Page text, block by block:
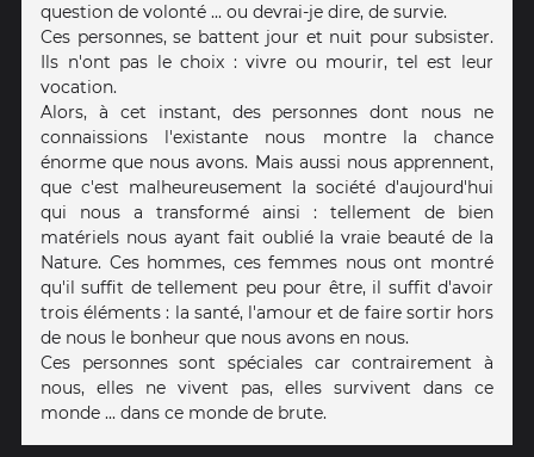
question de volonté ... ou devrai-je dire, de survie.
Ces personnes, se battent jour et nuit pour subsister.
Ils n'ont pas le choix : vivre ou mourir, tel est leur
vocation.
Alors, à cet instant, des personnes dont nous ne
connaissions l'existante nous montre la chance
énorme que nous avons. Mais aussi nous apprennent,
que c'est malheureusement la société d'aujourd'hui
qui nous a transformé ainsi : tellement de bien
matériels nous ayant fait oublié la vraie beauté de la
Nature. Ces hommes, ces femmes nous ont montré
qu'il suffit de tellement peu pour être, il suffit d'avoir
trois éléments : la santé, l'amour et de faire sortir hors
de nous le bonheur que nous avons en nous.
Ces personnes sont spéciales car contrairement à
nous, elles ne vivent pas, elles survivent dans ce
monde ... dans ce monde de brute.